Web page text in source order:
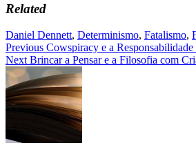
Related
Daniel Dennett, Determinismo, Fatalismo,
Navegação
de
artigos
Previous Cowspiracy e a
Next Brincar a Pensar e a Filosofia com